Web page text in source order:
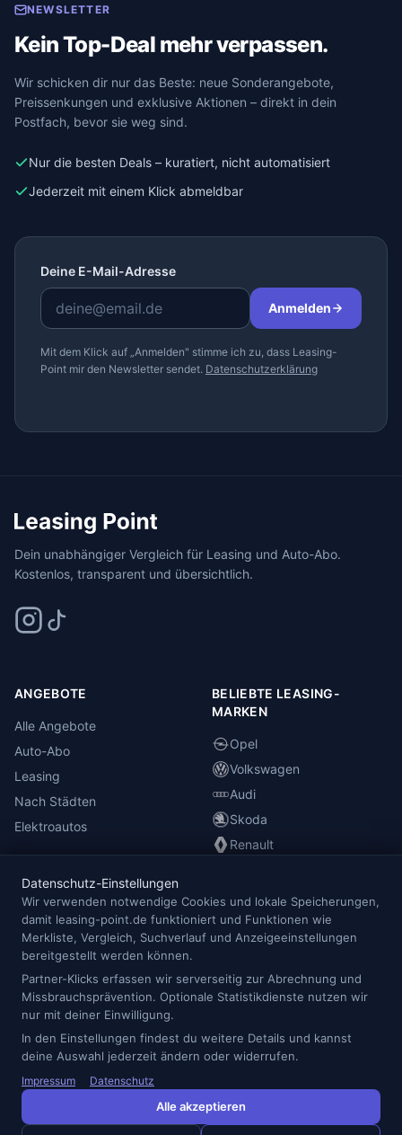
NEWSLETTER
Kein Top-Deal mehr verpassen.
Wir schicken dir nur das Beste: neue Sonderangebote,
Preissenkungen und exklusive Aktionen – direkt in dein
Postfach, bevor sie weg sind.
Nur die besten Deals – kuratiert, nicht automatisiert
Jederzeit mit einem Klick abmeldbar
Deine E-Mail-Adresse
Anmelden
Mit dem Klick auf „Anmelden" stimme ich zu, dass Leasing-
Point mir den Newsletter sendet. Datenschutzerklärung
Dein unabhängiger Vergleich für Leasing und Auto-Abo.
Kostenlos, transparent und übersichtlich.
ANGEBOTE
Alle Angebote
Auto-Abo
Leasing
Nach Städten
Elektroautos
BELIEBTE LEASING-
MARKEN
Opel
Volkswagen
Audi
Skoda
Renault
INFORMATIONEN
Anbieterübersicht
Blog
Redaktion
Impressum
Datenschutz
Cookie-Einstellungen
© 2026 Leasing Point — Alle Angaben ohne Gewähr.
Datenschutz-Einstellungen
Wir verwenden notwendige Cookies und lokale Speicherungen,
damit leasing-point.de funktioniert und Funktionen wie
Merkliste, Vergleich, Suchverlauf und Anzeigeeinstellungen
bereitgestellt werden können.
Partner-Klicks erfassen wir serverseitig zur Abrechnung und
Missbrauchsprävention. Optionale Statistikdienste nutzen wir
nur mit deiner Einwilligung.
In den Einstellungen findest du weitere Details und kannst
deine Auswahl jederzeit ändern oder widerrufen.
Impressum Datenschutz
Alle akzeptieren